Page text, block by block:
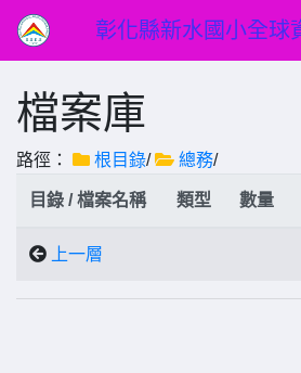
彰化縣新水國小全球
檔案庫
路徑： 根目錄/ 總務/
目錄 / 檔案名稱 類型 數量
上一層